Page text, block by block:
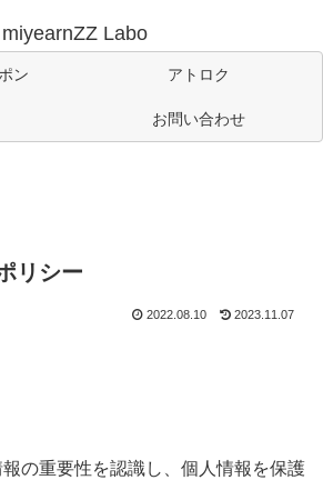
miyearnZZ Labo
ン アトロク
お問い合わせ
リシー
2022.08.10 2023.11.07
の重要性を認識し、個人情報を保護